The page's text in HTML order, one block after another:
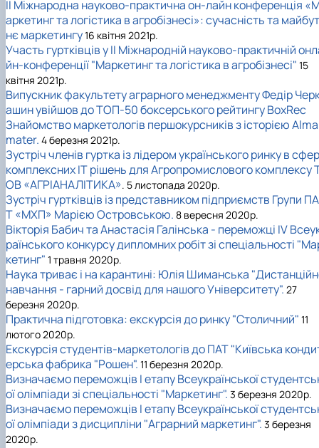
II Міжнародна науково-практична он-лайн конференція
аркетинг та логістика в агробізнесі»: сучасність та майбут
нє маркетингу16 квітня 2021р.
Участь гуртківців у II Міжнародній науково-практичній
йн-конференції "Маркетинг та логістика в агробізнесі" 15
квітня 2021р.
Випускник факультету аграрного менеджменту Федір
ашин увійшов до ТОП-50 боксерського рейтингу BoxRec
Знайомство маркетологів першокурсників з історією Alma
mater. 4 березня 2021р.
Зустріч членів гуртка із лідером українського ринку в
комплексних IT рішень для Агропромислового комплексу
ОВ «АГРІАНАЛІТИКА». 5 листопада 2020р.
Зустріч гуртківців із представником підприємств Групи ПА
Т «МХП» Марією Островською. 8 вересня 2020р.
Вікторія Бабич та Анастасія Галінська - переможці IV
раїнського конкурсу дипломних робіт зі спеціальності
кетинг" 1 травня 2020р.
Наука триває і на карантині: Юлія Шиманська
навчання - гарний досвід для нашого Університету". 27
березня 2020р.
Практична підготовка: екскурсія до ринку "Столичний" 11
лютого 2020р.
Екскурсія студентів-маркетологів до ПАТ "Київська
ерська фабрика "Рошен". 11 березня 2020р.
Визначаємо переможців I етапу Всеукраїнської
ої олімпіади зі спеціальності "Маркетинг". 3 березня 2020р.
Визначаємо переможців I етапу Всеукраїнської
ої олімпіади з дисципліни "Аграрний маркетинг". 3 березня
2020р.